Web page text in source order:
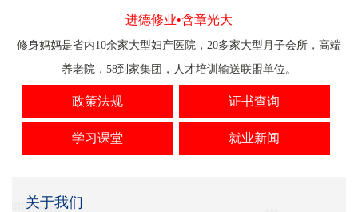
进德修业•含章光大
修身妈妈是省内10余家大型妇产医院，20多家大型月子会所，高端
养老院，58到家集团，人才培训输送联盟单位。
政策法规 证书查询
学习课堂 就业新闻
关于我们